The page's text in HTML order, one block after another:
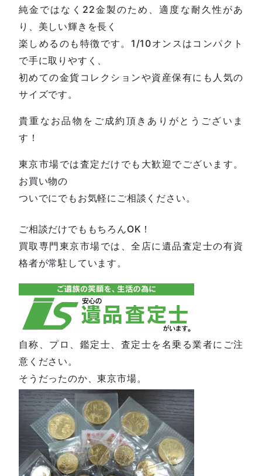
純金ではなく22金製のため、適度な耐久性があ
り、美しい輝きを長く
楽しめるのも特徴です。1/10オンスはコンパクト
で手に取りやすく、
初めての金貨コレクションや資産保有にも人気の
サイズです。
貴重なお品物をご成約頂きありがとうございま
す！
東京市場では査定だけでも大歓迎でございます。
お買い物の
ついでにでもお気軽にご相談ください。
ご相談だけでももちろんOK！
買取専門東京市場では、全店に遺品査定士の有資
格者が常駐しています。
自称、プロ、鑑定士、査定士を名乗る業者にご注
意ください。
そうだったのか、東京市場。